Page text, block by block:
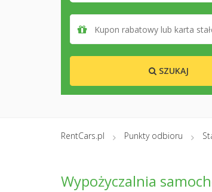
SZUKAJ
RentCars.pl Punkty odbioru
Wypożyczalnia